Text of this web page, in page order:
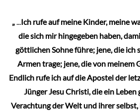
„...Ich rufe auf meine Kinder, meine
die sich mir hingegeben haben,
göttlichen Sohne führe; jene, die ich
Armen trage; jene, die von meinem
Endlich rufe ich auf die Apostel der
Jünger Jesu Christi, die ein
Verachtung der Welt und ihrer